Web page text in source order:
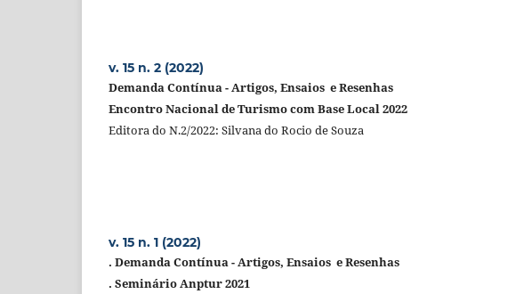
v. 15 n. 2 (2022)
Demanda Contínua -Artigos, Ensaios e Resenhas
Encontro Nacional de Turismo com Base Local 2022
Editora do N.2/2022: Silvana do Rocio de Souza
v. 15 n. 1 (2022)
. Demanda Contínua -Artigos, Ensaios e Resenhas
. Seminário Anptur 2021